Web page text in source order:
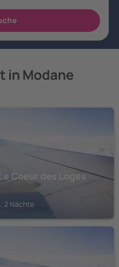
in Modane
Coeur des Loges
2 Nächte